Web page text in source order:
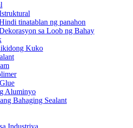
tinatablan ng panahon
sa Loob ng Bahay
Kuko
Aluminyo
Bahaging Sealant
Industriya